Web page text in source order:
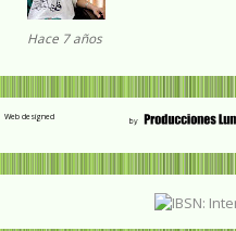
Hace 7 años
Web designed